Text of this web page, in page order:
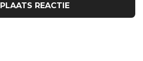
PLAATS REACTIE